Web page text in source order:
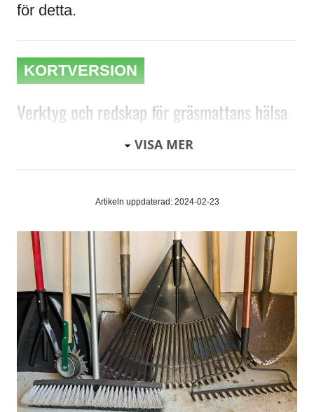
för detta.
KORTVERSION
Verktyg och redskap för gräsmattans hälsa
VISA MER
Artikeln uppdaterad: 2024-02-23